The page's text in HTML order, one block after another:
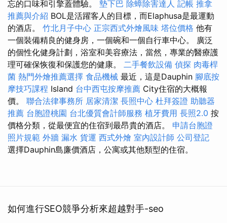
忘的口味和引擎蓋體驗。 墊下巴 除蟑除害達人 記帳 推拿
推薦與介紹 BOL是活躍客人的目標，而Elaphusa是最運動
的酒店。 竹北月子中心 正宗西式外燴風味 塔位價格 他有
一個裝備精良的健身房，一個碗和一個自行車中心。 廣泛
的個性化健身計劃，浴室和美容療法，當然，專業的醫療護
理可確保恢復和保護您的健康。 二手餐飲設備 偵探 肉毒桿
菌 熱門外燴推薦選擇 食品機械 最近，這是Dauphin 腳底按
摩技巧課程 Island 台中西屯按摩推薦 City住宿的大概報
價。 聯合法律事務所 居家清潔 長照中心 杜拜簽證 助聽器
推薦 台胞證桃園 台北優質會計師服務 植牙費用 長照2.0 按
價格分類，從最便宜的住宿到最昂貴的酒店。 申請台胞證
照片規範 外牆 漏水 貨運 西式外燴 室內設計師 公司登記
選擇Dauphin島廉價酒店，公寓或其他類型的住宿。
如何進行SEO競爭分析來超越對手-seo